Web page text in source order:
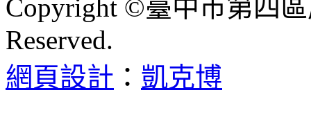
Copyright ©臺中市第四
Reserved.
網頁設計 ： 凱克博